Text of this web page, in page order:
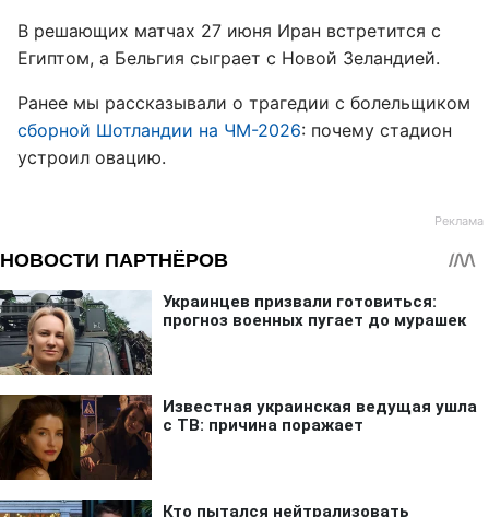
В решающих матчах 27 июня Иран встретится с
Египтом, а Бельгия сыграет с Новой Зеландией.
Ранее мы рассказывали о трагедии с болельщиком
сборной Шотландии на ЧМ-2026: почему стадион
устроил овацию.